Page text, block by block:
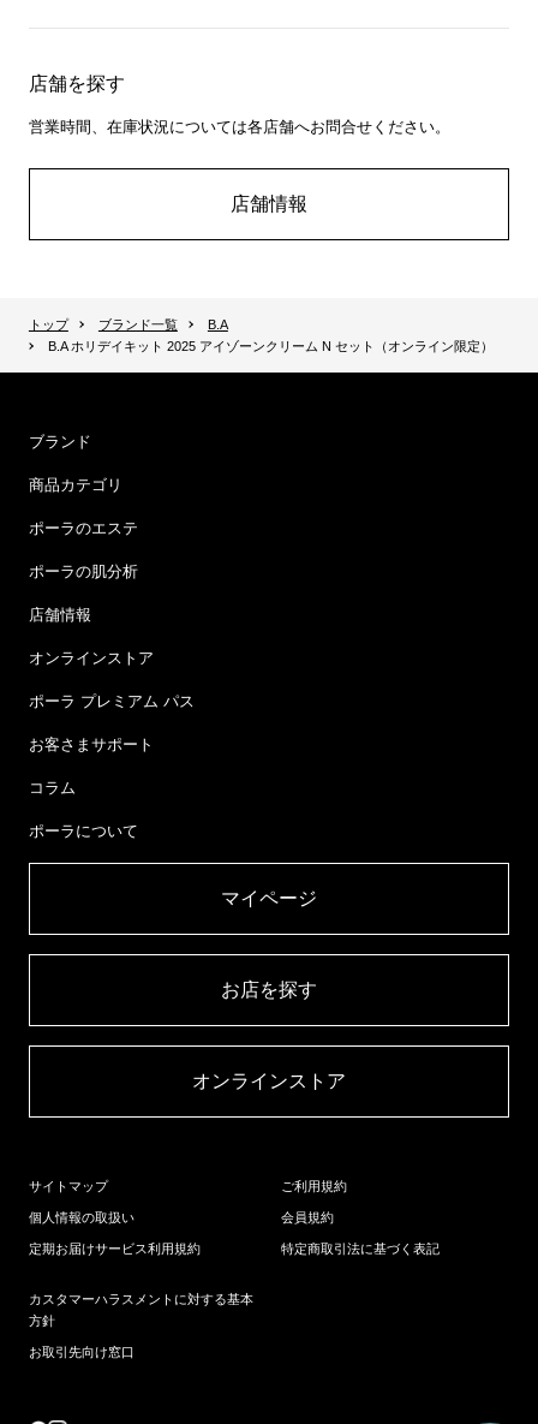
店舗を探す
営業時間、在庫状況については各店舗へお問合せください。
店舗情報
トップ ブランド一覧
B.A
B.A ホリデイキット 2025 アイゾーンクリーム N セット（オンライン限定）
ブランド
商品カテゴリ
ポーラのエステ
ポーラの肌分析
店舗情報
オンラインストア
ポーラ プレミアム パス
お客さまサポート
コラム
ポーラについて
マイページ​
お店を探す​
オンラインストア​
サイトマップ
個人情報の取扱い
定期お届けサービス利用規約
ご利用規約
会員規約
特定商取引法に基づく表記
カスタマーハラスメントに対する基本
方針
お取引先向け窓口